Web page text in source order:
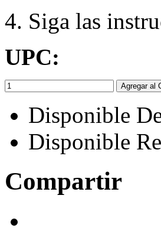
4. Siga las
UPC:
Agregar al
Disponible
Disponible
Compartir